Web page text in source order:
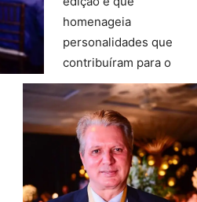
homenageia
personalidades que
contribuíram para o